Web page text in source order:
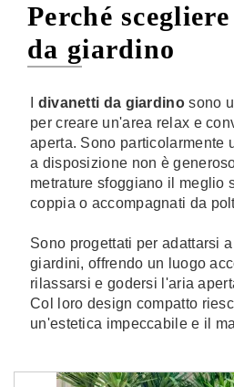
Perché
da giardino
divanetti da giardinosono
per creare un'area relax e
aperta. Sono particolarmente
a disposizione non è
metrature sfoggiano il meglio
coppia o accompagnati da
Sono progettati per adattarsi
giardini, offrendo un luogo
rilassarsi e godersi l'aria
Col loro design compatto
un'estetica impeccabile e il